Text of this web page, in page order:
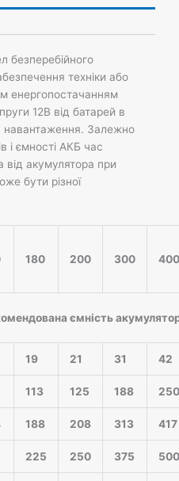
безперебійного
техніки або
енергопостачанням
12В від батарей в
Залежно
і ємності АКБ час
від акумулятора при
бути різної
180 200 300 400
ємність
19 21 31 42
113 125 188 250
188 208 313 417
225 250 375 500